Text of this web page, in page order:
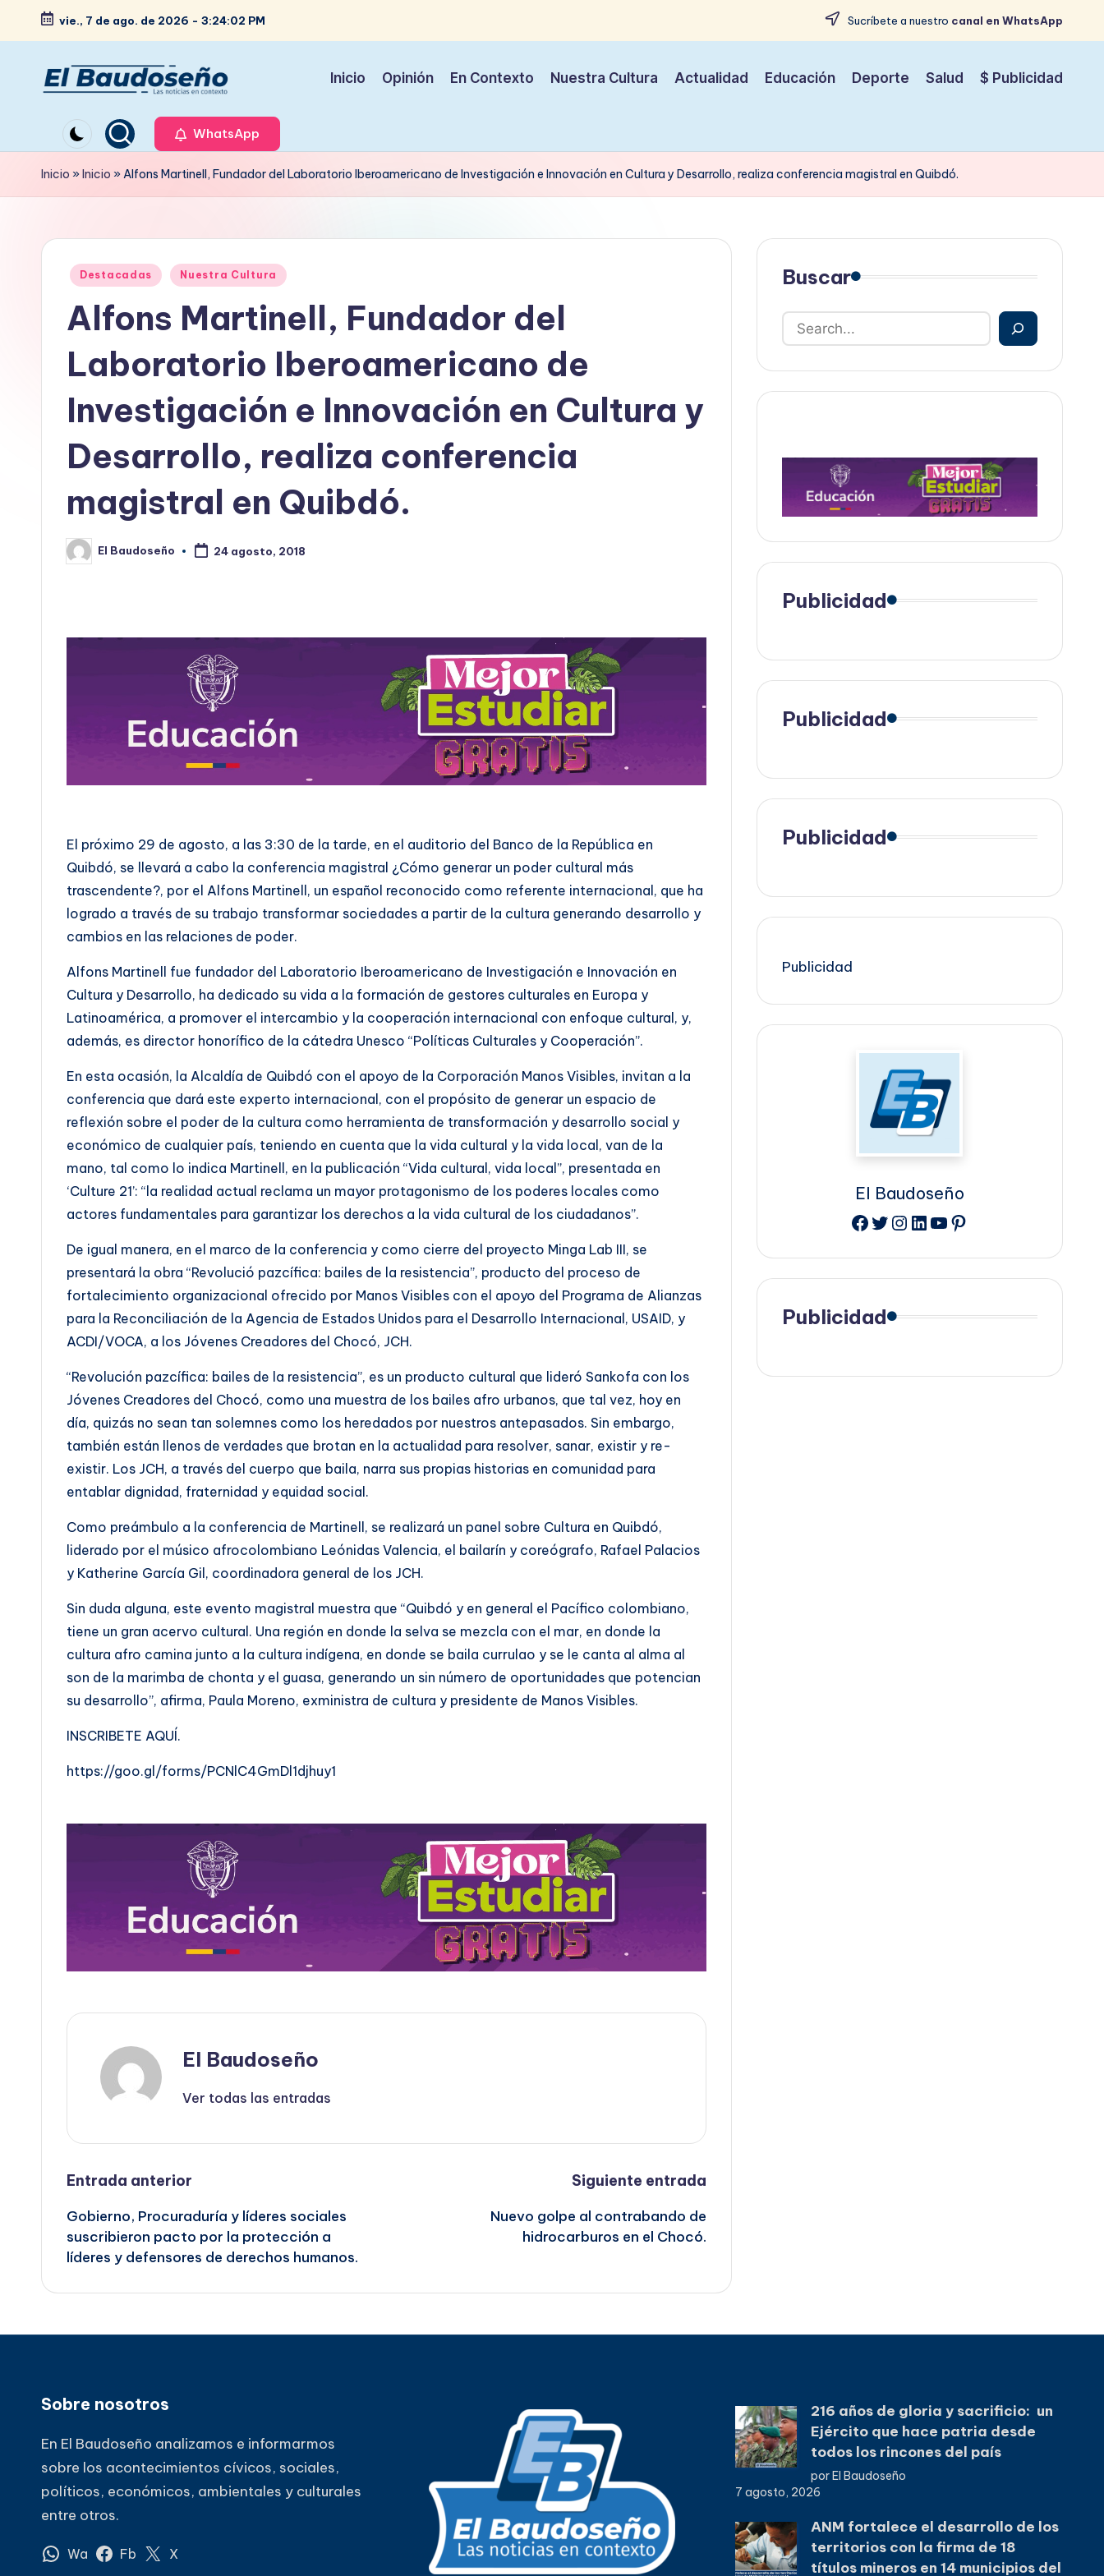
Saltar
contenido
vie., 7 de ago. de 2026 - 3:24:03 PM Sucríbete a nuestro canal en WhatsApp
e
ri
d
noticias
en
contexto
Inicio Opinión En Contexto Nuestra Cultura Actualidad Educación Deporte Salud $ Publicidad
WhatsApp
Inicio »Inicio »Alfons Martinell, Fundador del Laboratorio Iberoamericano de Investigación e Innovación en Cultura y Desarrollo, realiza conferencia magistral en Quibdó.
Publicado
Destacadas Nuestra Cultura
Alfons Martinell, Fundador del
Laboratorio Iberoamericano de
Investigación e Innovación en Cultura y
Desarrollo, realiza conferencia
magistral en Quibdó.
Publicado
por
El Baudoseño 24 agosto, 2018
El próximo 29 de agosto, a las 3:30 de la tarde, en el auditorio del Banco de la República en
Quibdó, se llevará a cabo la conferencia magistral ¿Cómo generar un poder cultural más
trascendente?, por el Alfons Martinell, un español reconocido como referente internacional, que ha
logrado a través de su trabajo transformar sociedades a partir de la cultura generando desarrollo y
cambios en las relaciones de poder.
Alfons Martinell fue fundador del Laboratorio Iberoamericano de Investigación e Innovación en
Cultura y Desarrollo, ha dedicado su vida a la formación de gestores culturales en Europa y
Latinoamérica, a promover el intercambio y la cooperación internacional con enfoque cultural, y,
además, es director honorífico de la cátedra Unesco “Políticas Culturales y Cooperación”.
En esta ocasión, la Alcaldía de Quibdó con el apoyo de la Corporación Manos Visibles, invitan a la
conferencia que dará este experto internacional, con el propósito de generar un espacio de
reflexión sobre el poder de la cultura como herramienta de transformación y desarrollo social y
económico de cualquier país, teniendo en cuenta que la vida cultural y la vida local, van de la
mano, tal como lo indica Martinell, en la publicación “Vida cultural, vida local”, presentada en
‘Culture 21’: “la realidad actual reclama un mayor protagonismo de los poderes locales como
actores fundamentales para garantizar los derechos a la vida cultural de los ciudadanos”.
De igual manera, en el marco de la conferencia y como cierre del proyecto Minga Lab III, se
presentará la obra “Revolució pazcífica: bailes de la resistencia”, producto del proceso de
fortalecimiento organizacional ofrecido por Manos Visibles con el apoyo del Programa de Alianzas
para la Reconciliación de la Agencia de Estados Unidos para el Desarrollo Internacional, USAID, y
ACDI/VOCA, a los Jóvenes Creadores del Chocó, JCH.
“Revolución pazcífica: bailes de la resistencia”, es un producto cultural que lideró Sankofa con los
Jóvenes Creadores del Chocó, como una muestra de los bailes afro urbanos, que tal vez, hoy en
día, quizás no sean tan solemnes como los heredados por nuestros antepasados. Sin embargo,
también están llenos de verdades que brotan en la actualidad para resolver, sanar, existir y re-
existir. Los JCH, a través del cuerpo que baila, narra sus propias historias en comunidad para
entablar dignidad, fraternidad y equidad social.
Como preámbulo a la conferencia de Martinell, se realizará un panel sobre Cultura en Quibdó,
liderado por el músico afrocolombiano Leónidas Valencia, el bailarín y coreógrafo, Rafael Palacios
y Katherine García Gil, coordinadora general de los JCH.
Sin duda alguna, este evento magistral muestra que “Quibdó y en general el Pacífico colombiano,
tiene un gran acervo cultural. Una región en donde la selva se mezcla con el mar, en donde la
cultura afro camina junto a la cultura indígena, en donde se baila currulao y se le canta al alma al
son de la marimba de chonta y el guasa, generando un sin número de oportunidades que potencian
su desarrollo”, afirma, Paula Moreno, exministra de cultura y presidente de Manos Visibles.
INSCRIBETE AQUÍ.
https://goo.gl/forms/PCNlC4GmDl1djhuy1
El Baudoseño
Ver todas las entradas
Navegación
de
entradas
Entrada anterior
Gobierno, Procuraduría y líderes sociales
suscribieron pacto por la protección a
líderes y defensores de derechos humanos.
Siguiente entrada
Nuevo golpe al contrabando de
hidrocarburos en el Chocó.
Buscar
Publicidad
Publicidad
Publicidad
Publicidad
El Baudoseño
Facebook
Twitter
Instagram
LinkedIn
YouTube
Pinterest
Publicidad
Sobre nosotros
En El Baudoseño analizamos e informarmos
sobre los acontecimientos cívicos, sociales,
políticos, económicos, ambientales y culturales
entre otros.
Wa Fb X
216 años de gloria y sacrificio: un
Ejército que hace patria desde
todos los rincones del país
por El Baudoseño
7 agosto, 2026
ANM fortalece el desarrollo de los
territorios con la firma de 18
títulos mineros en 14 municipios del